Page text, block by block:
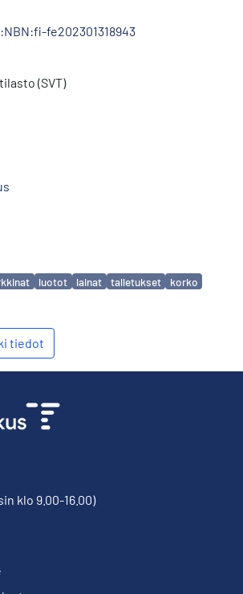
fe202301318943
(SVT)
luotot lainat talletukset korko
tiedot
klo 9.00-16.00)